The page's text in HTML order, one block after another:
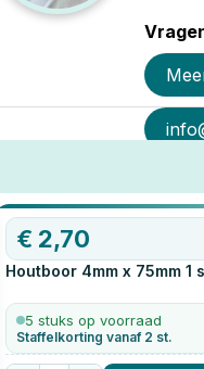
€ 2,70
Houtboor 4mm x 75mm 1
5 stuks op voorraad
Staffelkorting vanaf 2 st.